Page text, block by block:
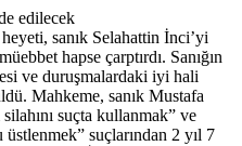
edilecek
sanık Selahattin İnci’yi
hapse çarptırdı. Sanığın
ve duruşmalardaki iyi hali
Mahkeme, sanık Mustafa
suçta kullanmak” ve
suçlarından 2 yıl 7